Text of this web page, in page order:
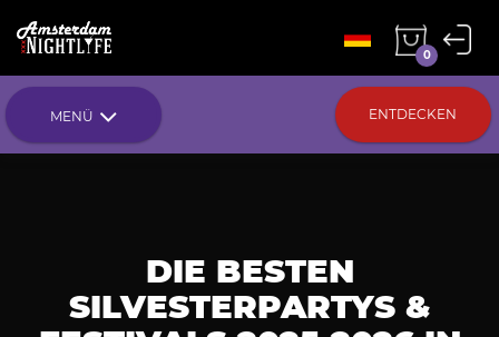
0
MENÜ ENTDECKEN
DIE BESTEN
SILVESTERPARTYS &